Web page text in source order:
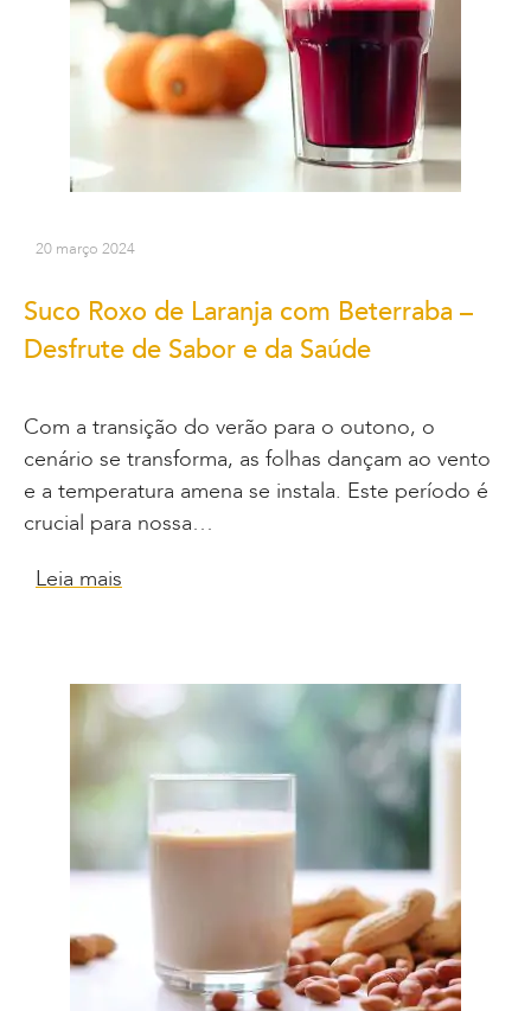
20 março 2024
Suco Roxo de Laranja com Beterraba –
Desfrute de Sabor e da Saúde
Com a transição do verão para o outono, o
cenário se transforma, as folhas dançam ao vento
e a temperatura amena se instala. Este período é
crucial para nossa…
Leia mais